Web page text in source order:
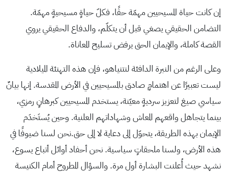
إن كانت حياة المسيحيين مهمّة حقًا، فكلّ حياةٍ مسيحيةٍ مهمّة.
التضامن الحقيقي يصغي قبل أن يتكلّم، والدفاع الحقيقي يروي
القصة كاملة، والإيمان الحق يرفض تسليح المعاناة.
وعلى الرغم من النبرة الدافئة لنتنياهو، فإن هذه التهنئة الميلادية
ليست تعبيرًا عن اهتمامٍ صادق بالمسيحيين في الأرض المقدسة. إنها بيانٌ
سياسي صيغ لتعزيز سرديةٍ معيّنة، يستخدم المسيحيين كبرهانٍ رمزي،
بينما يتجاهل واقعهم المعاش وشهاداتهم العلنية. وحين يُستَخدَم
الإيمان بهذه الطريقة، يتحوّل إلى دعاية لا إلى حق.نحن لسنا ضيوفًا في
هذه الأرض، ولسنا ملحقاتٍ سياسية. نحن أحفاد أوائل أتباع يسوع،
نشهد حيث أُعلنت البشارة أول مرة. والسؤال المطروح أمام الكنيسة